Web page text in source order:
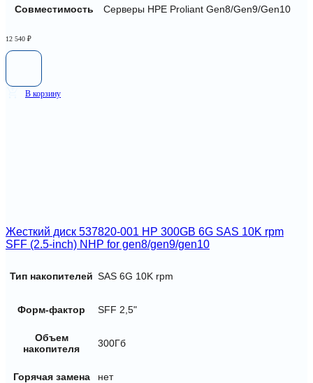
Совместимость Серверы HPE Proliant Gen8/Gen9/Gen10
12 540 ₽
В корзину
Жесткий диск 537820-001 HP 300GB 6G SAS 10K rpm
SFF (2.5-inch) NHP for gen8/gen9/gen10
Тип накопителей SAS 6G 10K rpm
Форм-фактор SFF 2,5"
Объем
накопителя
300Гб
Горячая замена нет